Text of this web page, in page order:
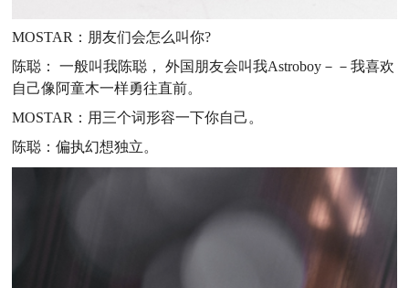
MOSTAR：朋友们会怎么叫你?
陈聪： 一般叫我陈聪， 外国朋友会叫我Astroboy－－我喜欢
自己像阿童木一样勇往直前。
MOSTAR：用三个词形容一下你自己。
陈聪：偏执幻想独立。